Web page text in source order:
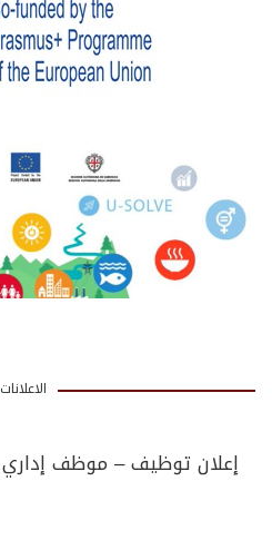
الاعلانات
إعلان توظيف – موظف إداري